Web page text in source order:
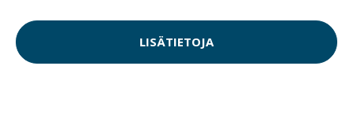
LISÄTIETOJA